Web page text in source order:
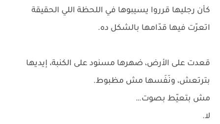
كأن رجليها قرروا يسيبوها في اللحظة اللي الحقيقة
اتعرّت فيها قدّامها بالشكل ده.
قعدت على الأرض، ضهرها مسنود على الكنبة، إيديها
بترتعش، ونَفَسها مش مظبوط.
مش بتعيّط بصوت…
لا.